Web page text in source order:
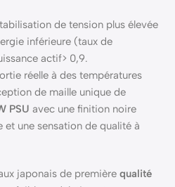
de tension plus élevée
inférieure (taux de
actif> 0,9.
réelle à des températures
de maille unique de
PSU avec une finition noire
et une sensation de qualité à
japonais de première qualité